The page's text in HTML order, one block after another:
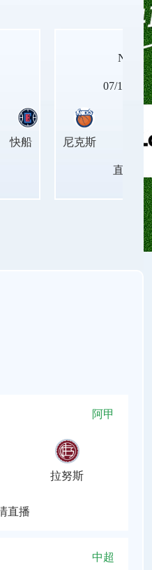
、NBA伤病名单。还有
快船
NBA
07/14
尼克斯
直播中
阿甲
拉努斯
直播
中超